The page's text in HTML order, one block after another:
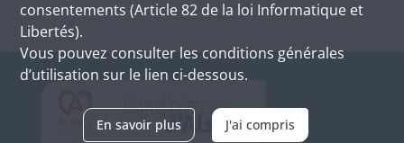
consentements (Article 82 de la loi Informatique et
Libertés).
Vous pouvez consulter les conditions générales
d’utilisation sur le lien ci-dessous.
En savoir plus J'ai compris